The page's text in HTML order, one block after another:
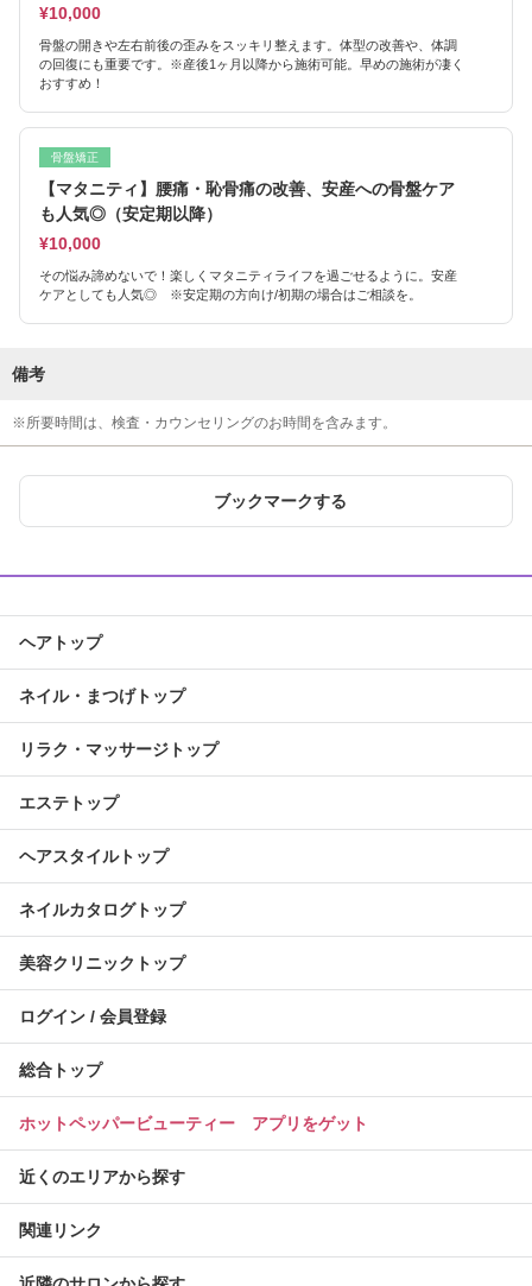
¥10,000
骨盤の開きや左右前後の歪みをスッキリ整えます。体型の改善や、体調
の回復にも重要です。※産後1ヶ月以降から施術可能。早めの施術が凄く
おすすめ！
骨盤矯正
【マタニティ】腰痛・恥骨痛の改善、安産への骨盤ケア
も人気◎（安定期以降）
¥10,000
その悩み諦めないで！楽しくマタニティライフを過ごせるように。安産
ケアとしても人気◎ ※安定期の方向け/初期の場合はご相談を。
備考
※所要時間は、検査・カウンセリングのお時間を含みます。
ブックマークする
ヘアトップ
ネイル・まつげトップ
リラク・マッサージトップ
エステトップ
ヘアスタイルトップ
ネイルカタログトップ
美容クリニックトップ
ログイン / 会員登録
総合トップ
ホットペッパービューティー アプリをゲット
近くのエリアから探す
関連リンク